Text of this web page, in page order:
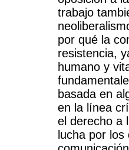
trabajo
por qué la
resistencia,
humano y
basada en
en la línea
el derecho a
lucha por